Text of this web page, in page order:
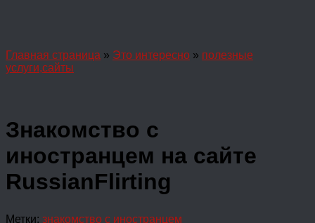
Главная страница » Это интересно » полезные
услуги,сайты
Знакомство с
иностранцем на сайте
RussianFlirting
Метки: знакомство с иностранцем